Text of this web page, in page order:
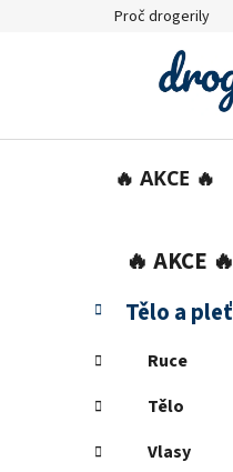
Proč drogerily
🔥 AKCE 🔥
s
r
a
n
n
Přeskočit
kategorie
t
e
o
r
i
e
🔥 AKCE 🔥
Tělo a pleť
Ruce
Tělo
Vlasy